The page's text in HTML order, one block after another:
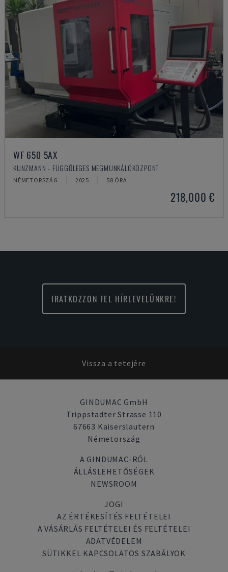
WF 650 5AX
KUNZMANN - FÜGGŐLEGES MEGMUNKÁLÓKÖZPONT
NÉMETORSZÁG 2025 58 ÓRA
218,000 €
IRATKOZZON FEL HÍRLEVELÜNKRE!
Vissza a tetejére
GINDUMAC GmbH
Trippstadter Strasse 110
67663 Kaiserslautern
Németország
A GINDUMAC-RÓL
ÁLLÁSLEHETŐSÉGEK
NEWSROOM
JOGI
AZ ÉRTÉKESÍTÉS FELTÉTELEI
A VÁSÁRLÁS FELTÉTELEI ÉS FELTÉTELEI
ADATVÉDELEM
SÜTIKKEL KAPCSOLATOS SZABÁLYOK